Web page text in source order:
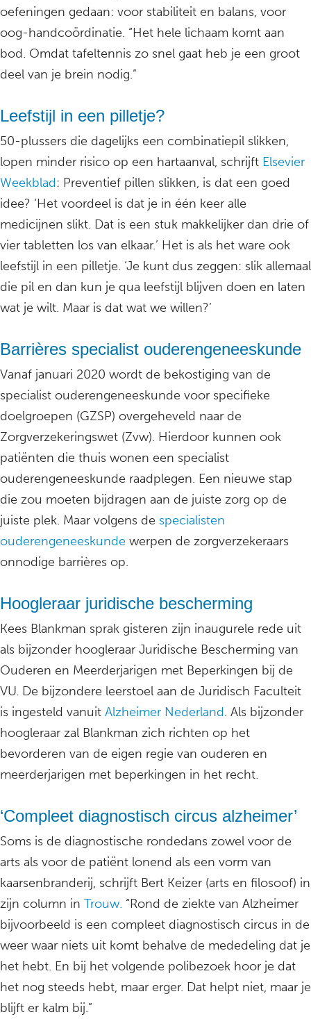
oefeningen gedaan: voor stabiliteit en balans, voor
oog-handcoördinatie. “Het hele lichaam komt aan
bod. Omdat tafeltennis zo snel gaat heb je een groot
deel van je brein nodig.”
Leefstijl in een pilletje?
50-plussers die dagelijks een combinatiepil slikken,
lopen minder risico op een hartaanval, schrijft Elsevier
Weekblad: Preventief pillen slikken, is dat een goed
idee? ‘Het voordeel is dat je in één keer alle
medicijnen slikt. Dat is een stuk makkelijker dan drie of
vier tabletten los van elkaar.’ Het is als het ware ook
leefstijl in een pilletje. ‘Je kunt dus zeggen: slik allemaal
die pil en dan kun je qua leefstijl blijven doen en laten
wat je wilt. Maar is dat wat we willen?’
Barrières specialist ouderengeneeskunde
Vanaf januari 2020 wordt de bekostiging van de
specialist ouderengeneeskunde voor specifieke
doelgroepen (GZSP) overgeheveld naar de
Zorgverzekeringswet (Zvw). Hierdoor kunnen ook
patiënten die thuis wonen een specialist
ouderengeneeskunde raadplegen. Een nieuwe stap
die zou moeten bijdragen aan de juiste zorg op de
juiste plek. Maar volgens de specialisten
ouderengeneeskunde werpen de zorgverzekeraars
onnodige barrières op.
Hoogleraar juridische bescherming
Kees Blankman sprak gisteren zijn inaugurele rede uit
als bijzonder hoogleraar Juridische Bescherming van
Ouderen en Meerderjarigen met Beperkingen bij de
VU. De bijzondere leerstoel aan de Juridisch Faculteit
is ingesteld vanuit Alzheimer Nederland. Als bijzonder
hoogleraar zal Blankman zich richten op het
bevorderen van de eigen regie van ouderen en
meerderjarigen met beperkingen in het recht.
‘Compleet diagnostisch circus alzheimer’
Soms is de diagnostische rondedans zowel voor de
arts als voor de patiënt lonend als een vorm van
kaarsenbranderij, schrijft Bert Keizer (arts en filosoof) in
zijn column in Trouw. “Rond de ziekte van Alzheimer
bijvoorbeeld is een compleet diagnostisch circus in de
weer waar niets uit komt behalve de mededeling dat je
het hebt. En bij het volgende polibezoek hoor je dat
het nog steeds hebt, maar erger. Dat helpt niet, maar je
blijft er kalm bij.”